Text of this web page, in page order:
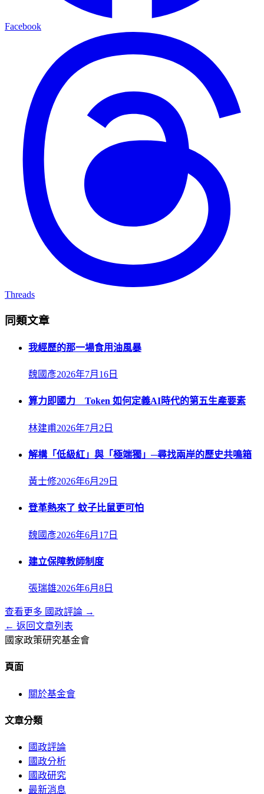
Facebook
Threads
同類文章
我經歷的那一場食用油風暴
魏國彥2026年7月16日
算力即國力 Token 如何定義AI時代的第五生產要素
林建甫2026年7月2日
解構「低級紅」與「極端獨」─尋找兩岸的歷史共鳴箱
黃士修2026年6月29日
登革熱來了 蚊子比鼠更可怕
魏國彥2026年6月17日
建立保障教師制度
張瑞雄2026年6月8日
查看更多 國政評論 →
← 返回文章列表
國家政策研究基金會
頁面
關於基金會
文章分類
國政評論
國政分析
國政研究
最新消息